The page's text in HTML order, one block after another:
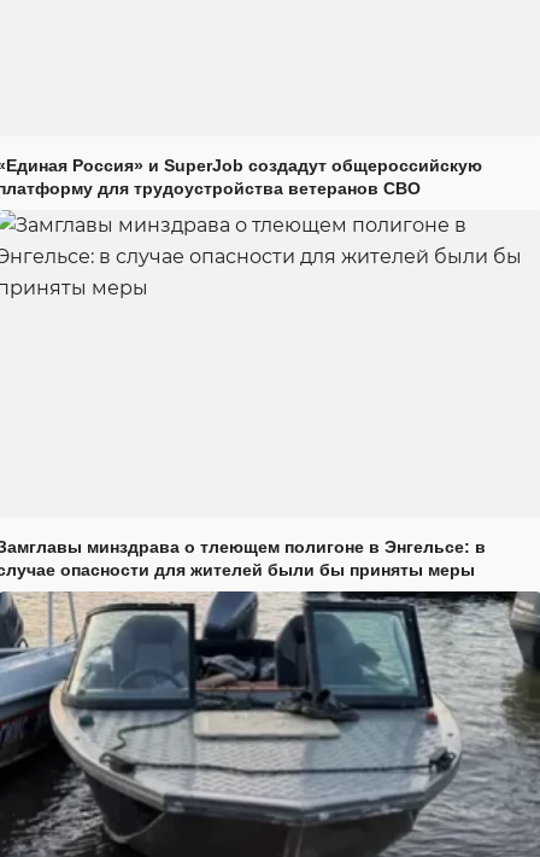
Россия» и SuperJob создадут общероссийскую
для трудоустройства ветеранов СВО
минздрава о тлеющем полигоне в Энгельсе: в
опасности для жителей были бы приняты меры